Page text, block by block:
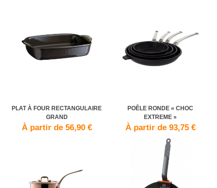
PLAT À FOUR RECTANGULAIRE
GRAND
À partir de 56,90 €
POÊLE RONDE « CHOC
EXTREME »
À partir de 93,75 €